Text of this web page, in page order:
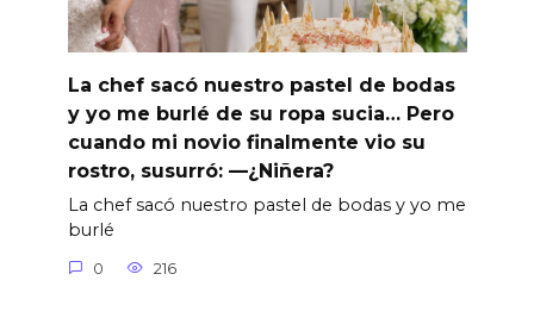
La chef sacó nuestro pastel de bodas
y yo me burlé de su ropa sucia… Pero
cuando mi novio finalmente vio su
rostro, susurró: —¿Niñera?
La chef sacó nuestro pastel de bodas y yo me
burlé
0 216